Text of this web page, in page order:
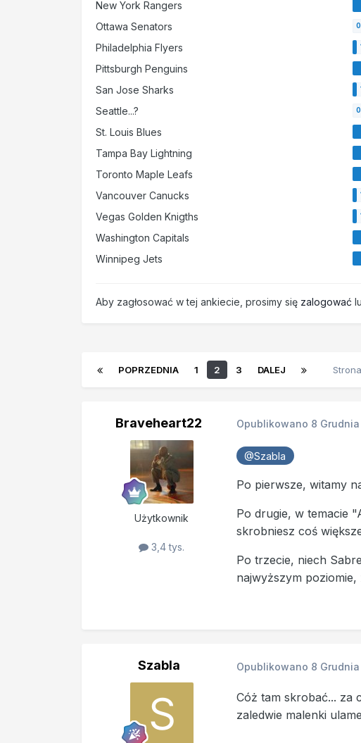
New York Rangers
Ottawa Senators
Philadelphia Flyers
Pittsburgh Penguins
San Jose Sharks
Seattle...?
St. Louis Blues
Tampa Bay Lightning
Toronto Maple Leafs
Vancouver Canucks
Vegas Golden Knigths
Washington Capitals
Winnipeg Jets
Aby zagłosować w tej ankiecie, prosimy się zalogować
POPRZEDNIA 1 2 3 DALEJ
Braveheart22
Użytkownik
3,4 tys.
Opublikowano 8
@Szabla
Po pierwsze, witamy
Po drugie, w temacie
skrobniesz coś
Po trzecie, niech
najwyższym poziomie,
Szabla Opublikowano 8
Cóż tam skrobać... za
zaledwie malenki